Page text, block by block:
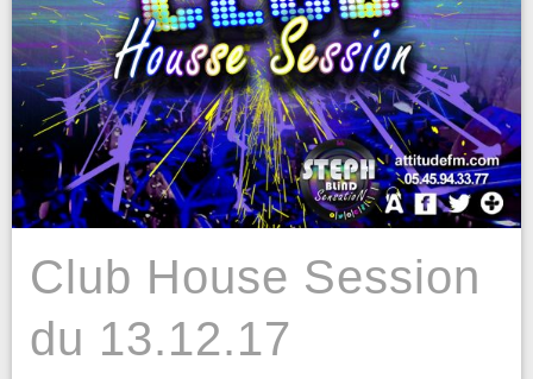
Club House Session
du 13.12.17